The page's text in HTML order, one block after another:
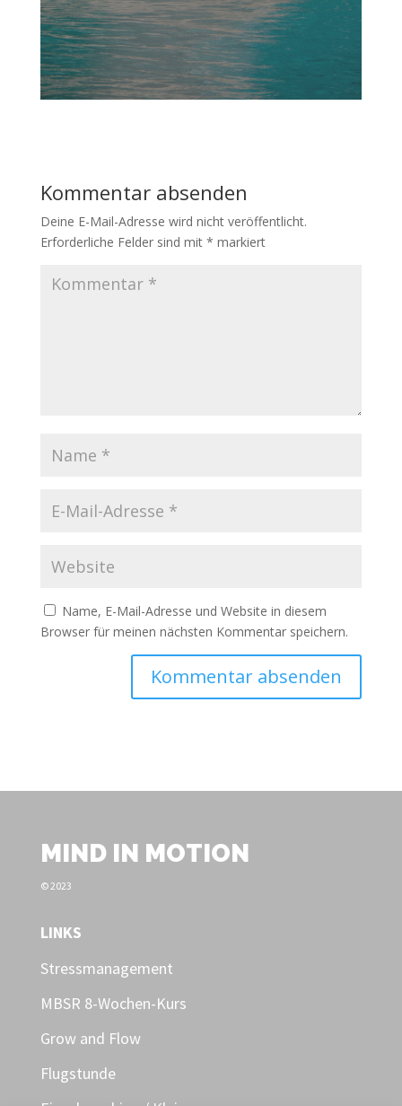
Kommentar absenden
Deine E-Mail-Adresse wird nicht veröffentlicht.
Erforderliche Felder sind mit * markiert
Name, E-Mail-Adresse und Website in diesem
Browser für meinen nächsten Kommentar speichern.
MIND IN MOTION
© 2023
LINKS
Stressmanagement
MBSR 8-Wochen-Kurs
Grow and Flow
Flugstunde